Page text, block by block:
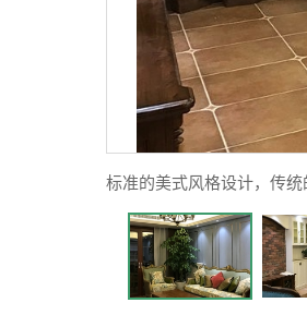
标准的美式风格设计，传